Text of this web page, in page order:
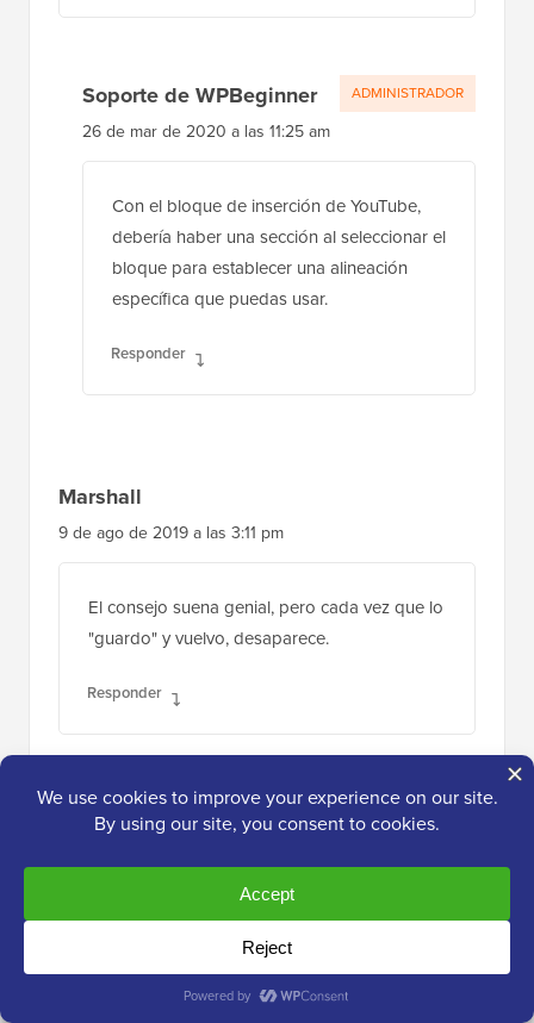
Soporte de WPBeginner
26 de mar de 2020 a las 11:25 am
Con el bloque de inserción de YouTube,
debería haber una sección al seleccionar el
bloque para establecer una alineación
específica que puedas usar.
Responder
ADMINISTRADOR
Marshall
9 de ago de 2019 a las 3:11 pm
El consejo suena genial, pero cada vez que lo
"guardo" y vuelvo, desaparece.
Responder
Soporte de WPBeginner
Es posible que desees intentar borrar la
caché de tu sitio para asegurarte de que
no estás viendo la versión en caché de la
ADMINISTRADOR